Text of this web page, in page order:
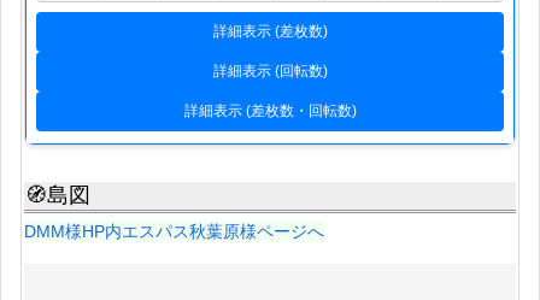
詳細表示 (差枚数)
詳細表示 (回転数)
詳細表示 (差枚数・回転数)
🧭島図
DMM様HP内エスパス秋葉原様ページへ